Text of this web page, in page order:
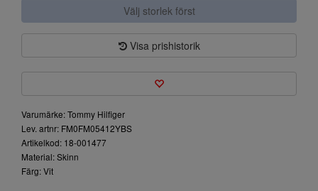
Välj storlek först
Visa prishistorik
Varumärke: Tommy Hilfiger
Lev. artnr: FM0FM05412YBS
Artikelkod: 18-001477
Material: Skinn
Färg: Vit